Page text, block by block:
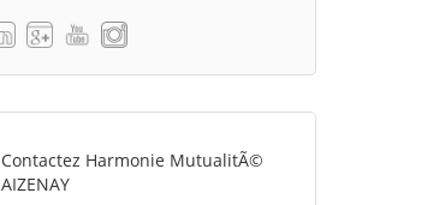
Contactez Harmonie MutualitÃ©
AIZENAY